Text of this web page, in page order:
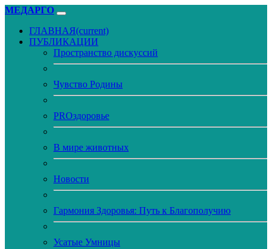
МЕДАРГО
ГЛАВНАЯ(current)
ПУБЛИКАЦИИ
Пространство дискуссий
Чувство Родины
PROздоровье
В мире животных
Новости
Гармония Здоровья: Путь к Благополучию
Усатые Умницы